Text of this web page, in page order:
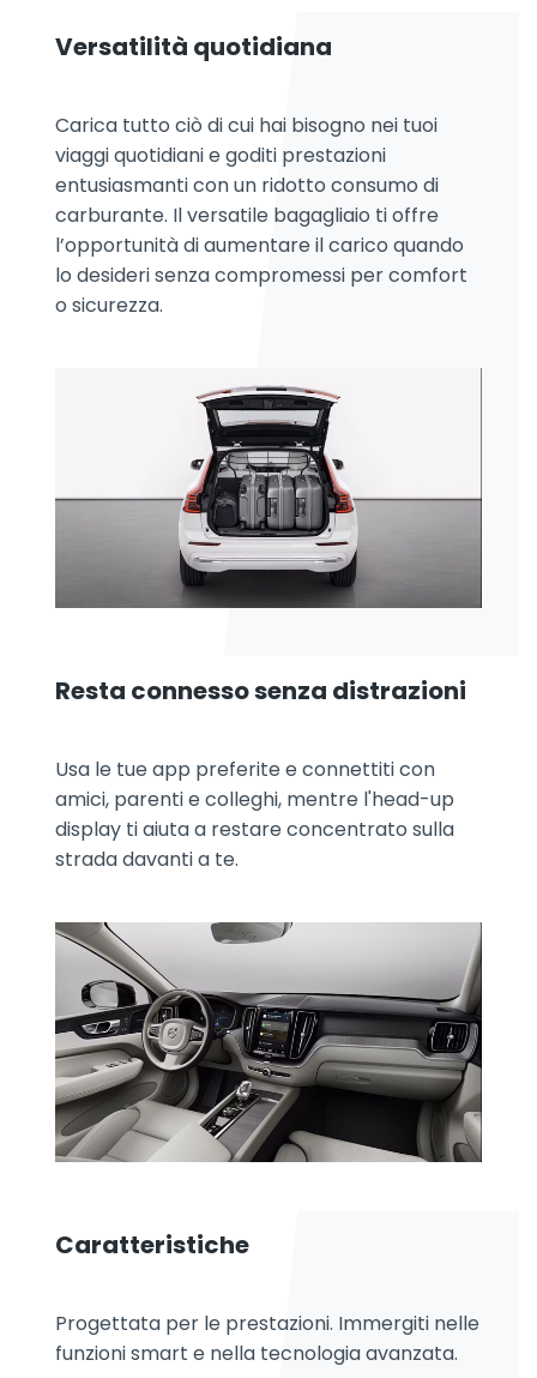
Versatilità quotidiana
Carica tutto ciò di cui hai bisogno nei tuoi
viaggi quotidiani e goditi prestazioni
entusiasmanti con un ridotto consumo di
carburante. Il versatile bagagliaio ti offre
l’opportunità di aumentare il carico quando
lo desideri senza compromessi per comfort
o sicurezza.
Resta connesso senza distrazioni
Usa le tue app preferite e connettiti con
amici, parenti e colleghi, mentre l'head-up
display ti aiuta a restare concentrato sulla
strada davanti a te.
Caratteristiche
Progettata per le prestazioni. Immergiti nelle
funzioni smart e nella tecnologia avanzata.